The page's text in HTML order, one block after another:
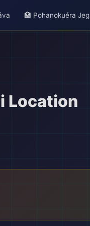
🏥 Pohanokuéra
Location